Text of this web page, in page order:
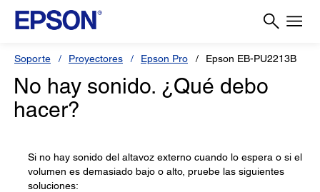
Soporte Proyectores Epson Pro Epson EB-PU2213B
No hay sonido. ¿Qué debo
hacer?
Si no hay sonido del altavoz externo cuando lo espera o si el
volumen es demasiado bajo o alto, pruebe las siguientes
soluciones: